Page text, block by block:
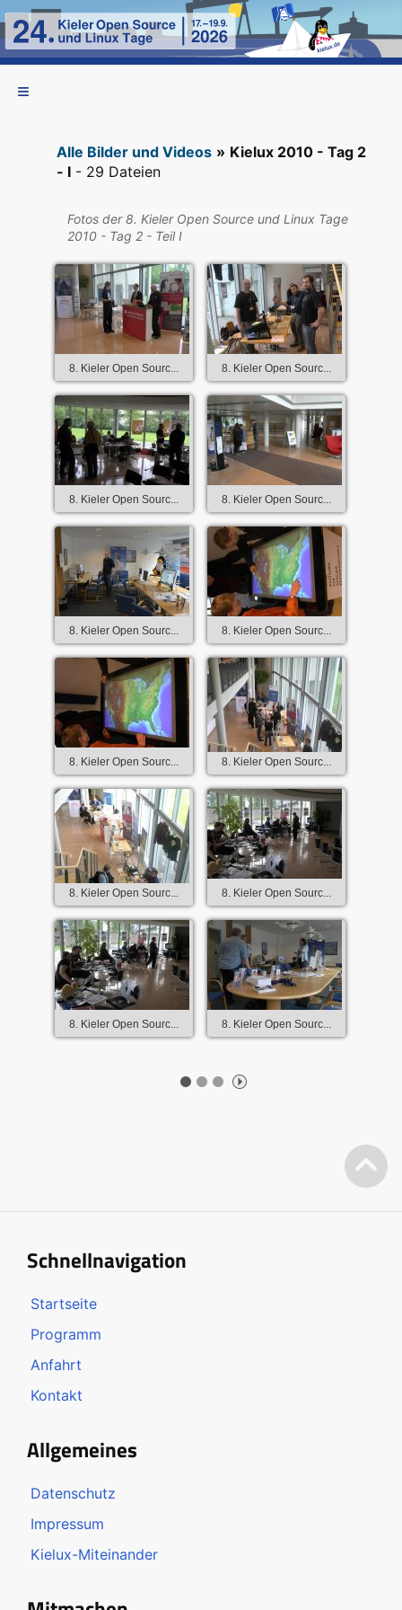
Alle Bilder und Videos » Kielux 2010 - Tag 2
- I- 29 Dateien
Fotos der 8. Kieler Open Source und Linux Tage
2010 - Tag 2 - Teil I
8. Kieler Open Sourc... 8. Kieler Open Sourc...
8. Kieler Open Sourc... 8. Kieler Open Sourc...
8. Kieler Open Sourc... 8. Kieler Open Sourc...
8. Kieler Open Sourc... 8. Kieler Open Sourc...
8. Kieler Open Sourc... 8. Kieler Open Sourc...
8. Kieler Open Sourc... 8. Kieler Open Sourc...
Schnellnavigation
Startseite
Programm
Anfahrt
Kontakt
Allgemeines
Datenschutz
Impressum
Kielux-Miteinander